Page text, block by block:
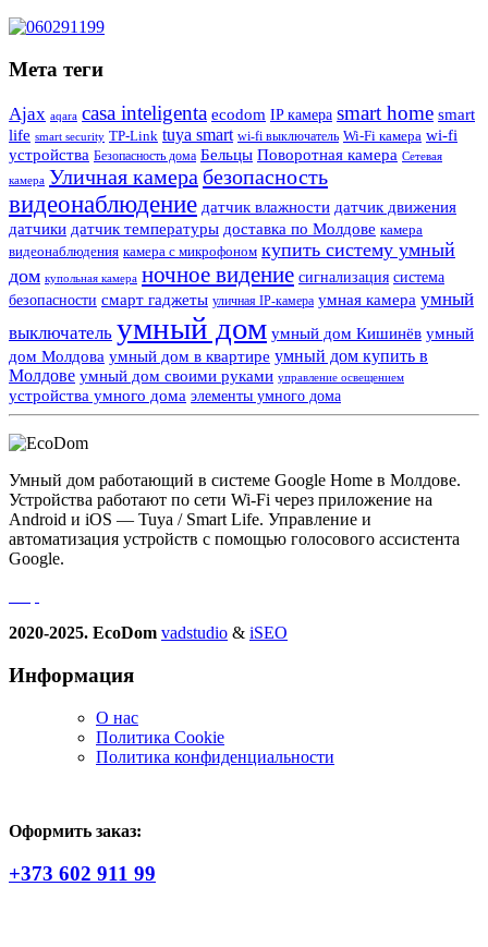
Мета теги
Ajax aqara casa inteligenta ecodom IP камера smart home smart
life smart security TP-Link tuya smart wi-fi выключатель Wi-Fi камера wi-fi
устройства Безопасность дома Бельцы Поворотная камера Сетевая
камера Уличная камера безопасность
видеонаблюдение датчик влажности датчик движения
датчики датчик температуры доставка по Молдове камера
видеонаблюдения камера с микрофоном купить систему умный
дом купольная камера ночное видение сигнализация система
безопасности смарт гаджеты уличная IP-камера умная камера умный
выключатель умный дом умный дом Кишинёв умный
дом Молдова умный дом в квартире умный дом купить в
Молдове умный дом своими руками управление освещением
устройства умного дома элементы умного дома
Умный дом работающий в системе Google Home в Молдове.
Устройства работают по сети Wi-Fi через приложение на
Android и iOS — Tuya / Smart Life. Управление и
автоматизация устройств с помощью голосового ассистента
Google.
2020-2025. EcoDom vadstudio & iSEO
Информация
О нас
Политика Сookie
Политика конфиденциальности
Оформить заказ:
+373 602 911 99